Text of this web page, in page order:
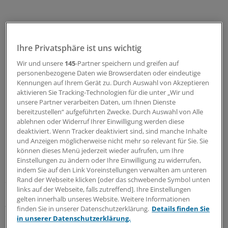
Die KV hatte das Regelleistungsvolumen des MVZ auf die
Fallzahlen zweier Ärzte festschreiben wollen, die ihren
Sitz eingebracht hatten, aber kurz darauf ausschieden
und durch angestellte Ärzte ersetzt wurden. Sie hatten
äußerst geringe Fallzahlen von anfänglich 12 und 54
Patienten, doch diese Fallzahlen stiegen stetig.
Ihre Privatsphäre ist uns wichtig
Wir und unsere 145-Partner speichern und greifen auf
personenbezogene Daten wie Browserdaten oder eindeutige
Kennungen auf Ihrem Gerät zu. Durch Auswahl von Akzeptieren
aktivieren Sie Tracking-Technologien für die unter „Wir und
unsere Partner verarbeiten Daten, um Ihnen Dienste
bereitzustellen“ aufgeführten Zwecke. Durch Auswahl von Alle
ablehnen oder Widerruf Ihrer Einwilligung werden diese
deaktiviert. Wenn Tracker deaktiviert sind, sind manche Inhalte
und Anzeigen möglicherweise nicht mehr so relevant für Sie. Sie
können dieses Menü jederzeit wieder aufrufen, um Ihre
Einstellungen zu ändern oder Ihre Einwilligung zu widerrufen,
indem Sie auf den Link Voreinstellungen verwalten am unteren
Rand der Webseite klicken [oder das schwebende Symbol unten
links auf der Webseite, falls zutreffend]. Ihre Einstellungen
gelten innerhalb unseres Website. Weitere Informationen
finden Sie in unserer Datenschutzerklärung. Details finden Sie
in unserer Datenschutzerklärung.